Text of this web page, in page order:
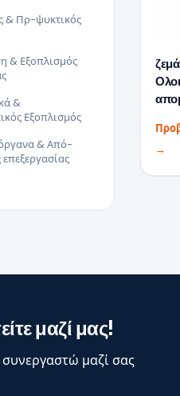
& Πρ-ψυκτικός
& Εξοπλισμός
&
Εξοπλισμός
& Από-
→
μαζί μας!
μαζί σας